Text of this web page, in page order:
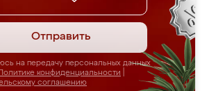
Отправить
на передачу персональных данных
конфиденциальности
соглашению